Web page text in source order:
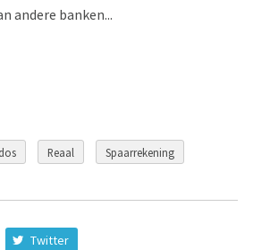
andere banken...
Reaal Spaarrekening
Twitter